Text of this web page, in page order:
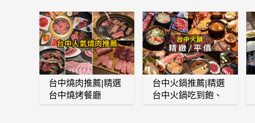
台中燒肉推薦|精選
台中燒烤餐廳
台中火鍋推薦|精選
台中火鍋吃到飽、